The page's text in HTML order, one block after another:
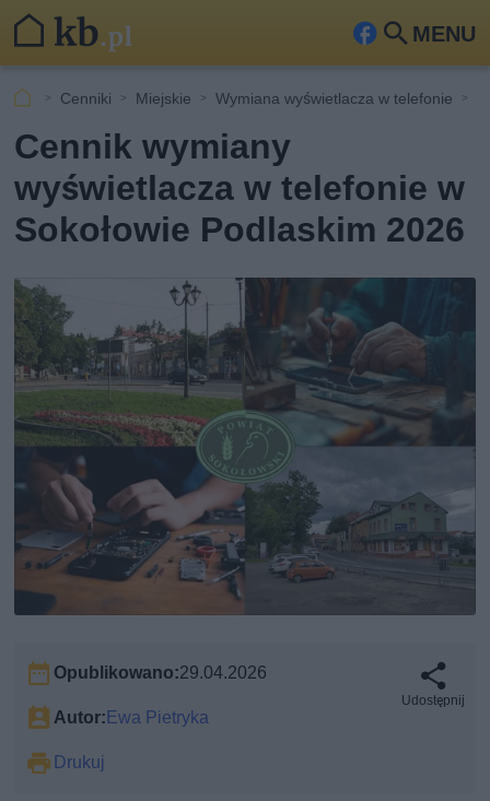
MENU
Fa
ook
Szu
kaj
Cenniki Miejskie Wymiana wyświetlacza w telefonie
Cennik wymiany
wyświetlacza w telefonie w
Sokołowie Podlaskim 2026
Opublikowano:29.04.2026
Autor: Ewa Pietryka
Drukuj
Udostępnij